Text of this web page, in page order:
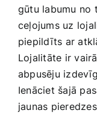
gūtu labumu no
ceļojums uz
piepildīts ar
Lojalitāte‌ ir
abpusēju
Ienāciet šajā
jaunas